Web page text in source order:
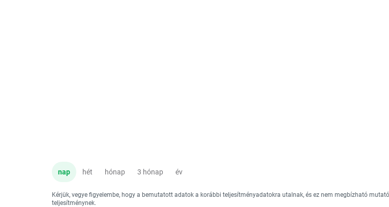
nap hét hónap 3 hónap év
Kérjük, vegye figyelembe, hogy a bemutatott adatok a korábbi teljesítményadatokra utalnak, és ez nem megbízható
teljesítménynek.